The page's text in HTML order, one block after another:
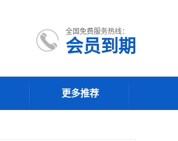
全国免费服务热线：
会员到期
更多推荐